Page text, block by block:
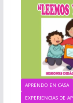
APRENDO EN CASA
EXPERIENCIAS DE